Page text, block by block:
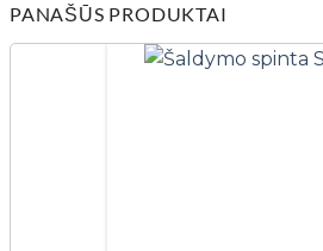
PANAŠŪS PRODUKTAI